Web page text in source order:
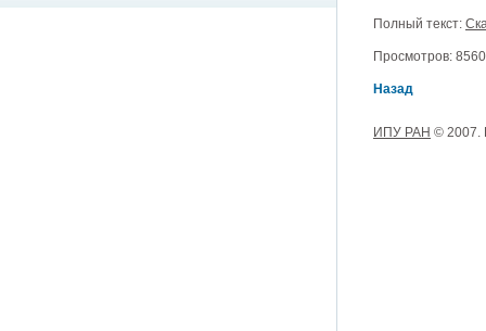
Полный текст:
Просмотров:
Назад
ИПУ РАН © 2007.